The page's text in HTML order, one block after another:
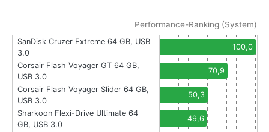
Performance-Ranking (System)
SanDisk Cruzer Extreme 64 GB, USB
3.0
100,0
Corsair Flash Voyager GT 64 GB,
USB 3.0
70,9
Corsair Flash Voyager Slider 64 GB,
USB 3.0
50,3
Sharkoon Flexi-Drive Ultimate 64
GB, USB 3.0
49,6